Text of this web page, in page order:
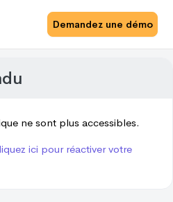
Demandez une démo
ne sont plus accessibles.
ici pour réactiver votre